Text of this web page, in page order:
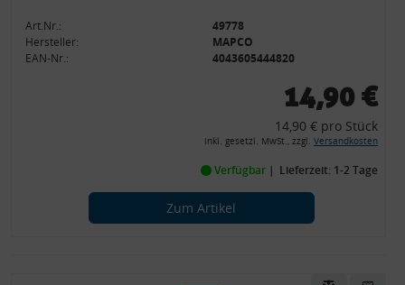
Art.Nr.:
49778
Hersteller:
MAPCO
EAN-Nr.:
4043605444820
14,90 €
14,90 € pro Stück
inkl. gesetzl. MwSt., zzgl. Versandkosten
Verfügbar Lieferzeit: 1-2 Tage
Zum Artikel